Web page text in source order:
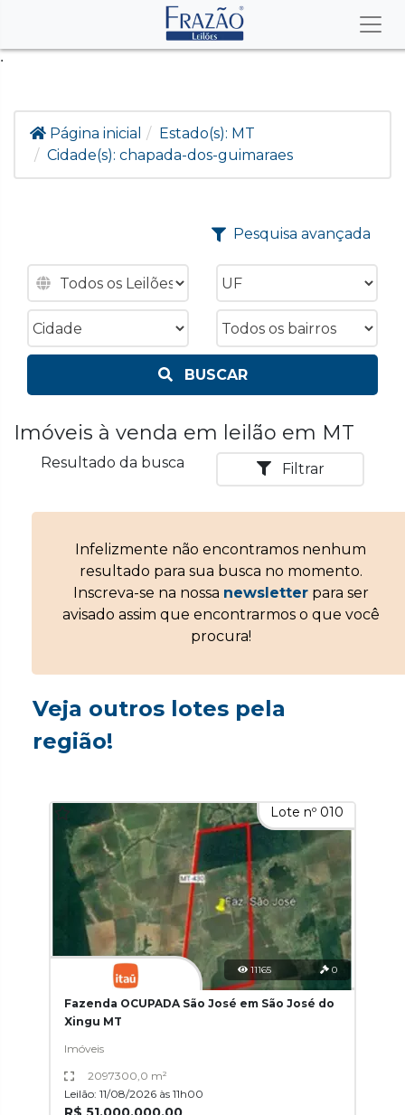
.
Página inicial Estado(s): MT
Cidade(s): chapada-dos-guimaraes
Pesquisa avançada
BUSCAR
Imóveis à venda em leilão em MT
Resultado da busca Filtrar
Infelizmente não encontramos nenhum
resultado para sua busca no momento.
Inscreva-se na nossa newsletterpara ser
avisado assim que encontrarmos o que você
procura!
Veja outros lotes pela
região!
Lote nº 010
11165 0
Fazenda OCUPADA São José em São José do
Xingu MT
Imóveis
2097300,0 m²
Leilão: 11/08/2026 às 11h00